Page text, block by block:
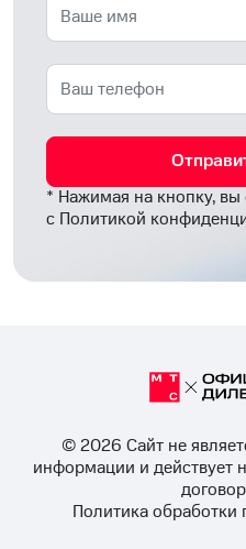
* Нажимая на кнопку, вы
с Политикой
© 2026 Cайт не
информации и действует
Политика